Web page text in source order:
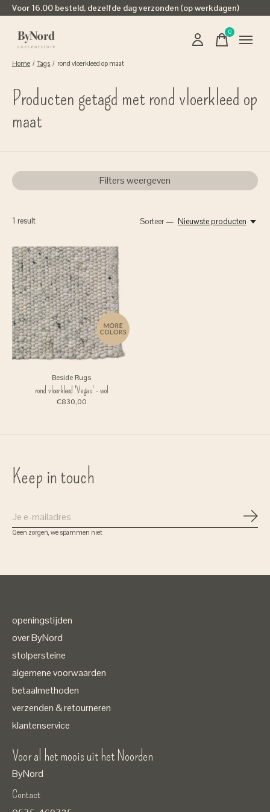
Voor 16.00 besteld, dezelfde dag verzonden (op werkdagen)
0items
Home / Tags / rond vloerkleed op maat
Producten getagd met rond vloerkleed op
maat
Filters weergeven
1 result Sorteer — Nieuwste producten
Beside Rugs
rond vloerkleed 'Vegas' - wol
€830,00
Keep in touch
Geen zorgen, we spammen niet
openingstijden
over ByNord
stolpersteine
algemene voorwaarden
betaalmethoden
verzenden & retourneren
klantenservice
Voor al het moois uit het Noorden
ByNord
Contact
bij bestellingen vanaf 75 euro